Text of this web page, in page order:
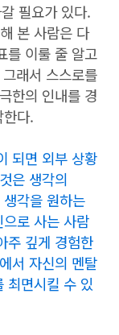
필요가 있다.
본 사람은 다
를 이룰 줄 알고
래서 스스로를
한의 인내를 경
다.
되면 외부 상황
은 생각의
각을 원하는
로 사는 사람
주 깊게 경험한
서 자신의 멘탈
최면시킬 수 있